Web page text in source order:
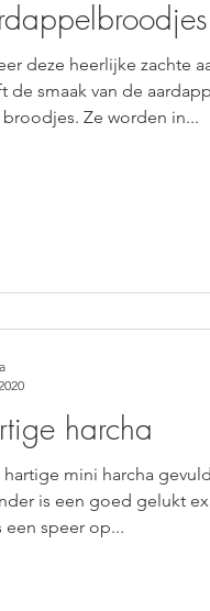
deze heerlijke zachte
de smaak van de
Ze worden in...
harcha
hartige mini harcha
is een goed gelukt
een speer op...